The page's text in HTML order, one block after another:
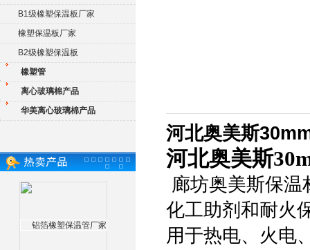
B1级橡塑保温板厂家
橡塑保温板厂家
B2级橡塑保温板
橡塑管
离心玻璃棉产品
华美离心玻璃棉产品
河北奥美斯
河北奥美斯
廊坊奥美斯保
化工助剂和耐火
用于热电、火电